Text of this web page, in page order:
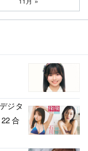
ジタ
合